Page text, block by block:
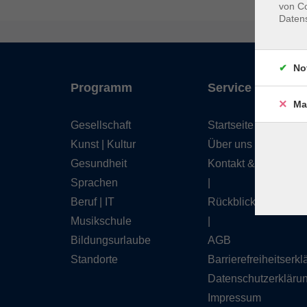
Programm
Gesellschaft
Kunst | Kultur
Gesundheit
Sprachen
Beruf | IT
Musikschule
Bildungsurlaube
Standorte
Service
Startseite
Über uns
Kontakt & Service
Rückblick
AGB
Impressum
von